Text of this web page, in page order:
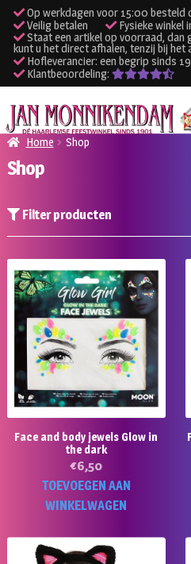
Op werkdagen voor 15:00 besteld
Veilig betalen
Fysieke winkel
Staat een artikel op voorraad, dan
kunt u het direct afhalen, tenzij bij het
Hofleverancier: een begrip sinds
Klantbeoordeling:
Ga
door
naar
navigatie
Ga
naar
de
inhoud
Verhuur apparatuur
Klantenservice
Inloggen
Home Shop
Shop
Filter producten
Face and body jewels Glow in
the dark
€6,50
TOEVOEGEN AAN
WINKELWAGEN